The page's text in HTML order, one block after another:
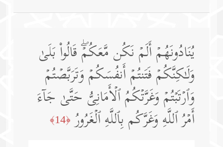
یُنَادُونَهُمۡ أَلَمۡ نَكُن مَّعَكُمۡۖ قَالُوا۟ بَلَىٰ
وَلَـٰكِنَّكُمۡ فَتَنتُمۡ أَنفُسَكُمۡ وَتَرَبَّصۡتُمۡ
وَٱرۡتَبۡتُمۡ وَغَرَّتۡكُمُ ٱلۡأَمَانِیُّ حَتَّىٰ جَاۤءَ
أَمۡرُ ٱللَّهِ وَغَرَّكُم بِٱللَّهِ ٱلۡغَرُورُ ﴿14﴾